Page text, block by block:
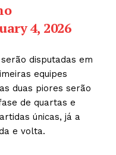
4, 2026
disputadas em
equipes
duas piores serão
de quartas e
únicas, já a
e volta.